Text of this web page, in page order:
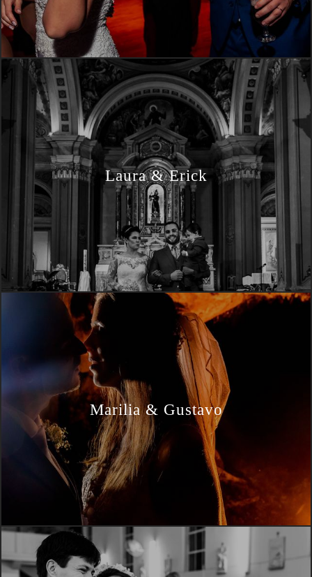
Laura & Erick
Marilia & Gustavo